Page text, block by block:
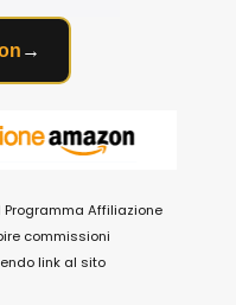
→
Programma Affiliazione
commissioni
link al sito